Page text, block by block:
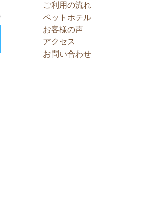
ご利用の流れ
ペットホテル
お客様の声
アクセス
お問い合わせ